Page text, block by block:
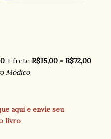
+ frete R$15,00 = R$72,00
Módico
aqui e envie seu
livro